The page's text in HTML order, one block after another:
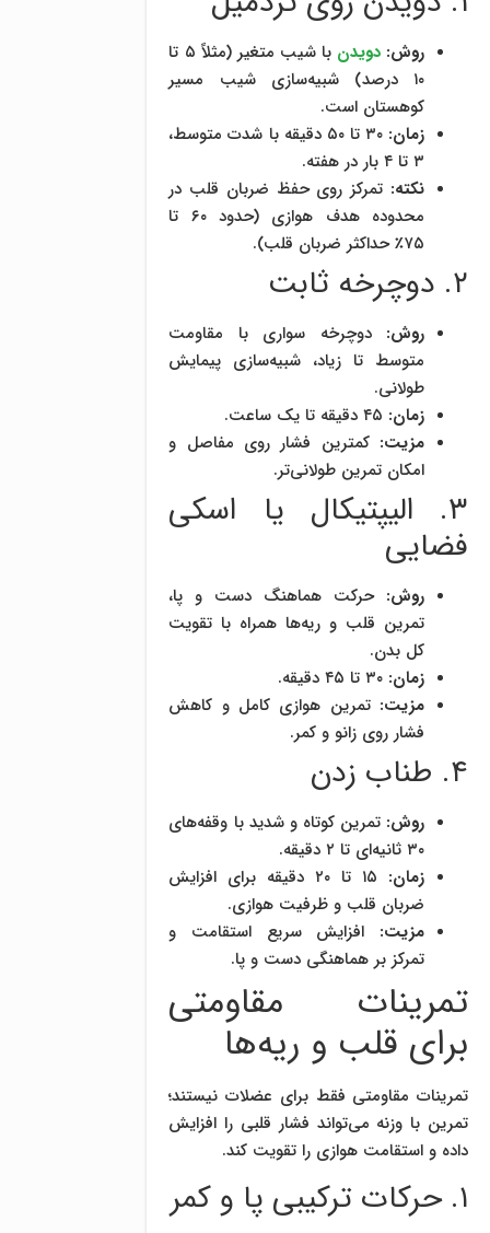
روش: دویدن
با شیب متغیر (مثلاً ۵ تا
۱۰ درصد) شبیه‌سازی شیب مسیر
کوهستان است.
زمان:
۳۰ تا ۵۰ دقیقه با شدت متوسط،
۳ تا ۴ بار در هفته.
نکته: تمرکز روی حفظ ضربان قلب در
محدوده هدف هوازی (حدود ۶۰ تا
۷۵٪ حداکثر ضربان قلب).
۲. دوچرخه ثابت
روش: دوچرخه سواری با مقاومت
متوسط تا زیاد، شبیه‌سازی پیمایش
طولانی.
زمان:
مزیت: کمترین فشار روی مفاصل و
امکان تمرین طولانی‌تر.
۳. الیپتیکال یا اسکی
فضایی
روش: حرکت هماهنگ دست و پا،
تمرین قلب و ریه‌ها همراه با تقویت
کل بدن.
زمان:
مزیت: تمرین هوازی کامل و کاهش
فشار روی زانو و کمر.
۴. طناب زدن
روش: تمرین کوتاه و شدید با وقفه‌های
۳۰ ثانیه‌ای تا ۲ دقیقه.
زمان:
۱۵ تا ۲۰ دقیقه برای افزایش
ضربان قلب و ظرفیت هوازی.
مزیت: افزایش سریع استقامت و
تمرکز بر هماهنگی دست و پا.
تمرینات مقاومتی
برای قلب و ریه‌ها
تمرینات مقاومتی فقط برای عضلات نیستند؛
تمرین با وزنه می‌تواند فشار قلبی را افزایش
داده و استقامت هوازی را تقویت کند.
۱. حرکات ترکیبی پا و کمر